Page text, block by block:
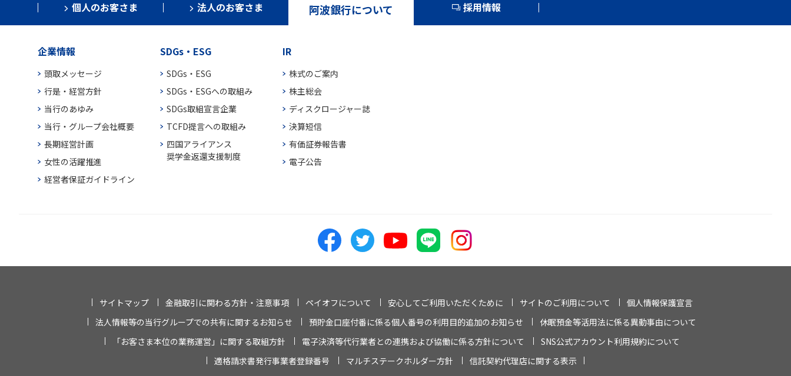
個人のお客さま 法人のお客さま 阿波銀行について 採用情報
企業情報
頭取メッセージ
行是・経営方針
当行のあゆみ
当行・グループ会社概要
長期経営計画
女性の活躍推進
経営者保証ガイドライン
SDGs・ESG
SDGs・ESG
SDGs・ESGへの取組み
SDGs取組宣言企業
TCFD提言への取組み
四国アライアンス
奨学金返還支援制度
IR
株式のご案内
株主総会
ディスクロージャー誌
決算短信
有価証券報告書
電子公告
サイトマップ 金融取引に関わる方針・注意事項 ペイオフについて 安心してご利用いただくために サイトのご利用について
個人情報保護宣言
法人情報等の当行グループでの共有に関するお知らせ
預貯金口座付番に係る個人番号の利用目的追加のお知らせ
休眠預金等活用法に係る異動事由について
「お客さま本位の業務運営」に関する取組方針
電子決済等代行業者との連携および協働に係る方針について
SNS公式アカウント利用規約について
適格請求書発行事業者登録番号
マルチステークホルダー方針 信託契約代理店に関する表示